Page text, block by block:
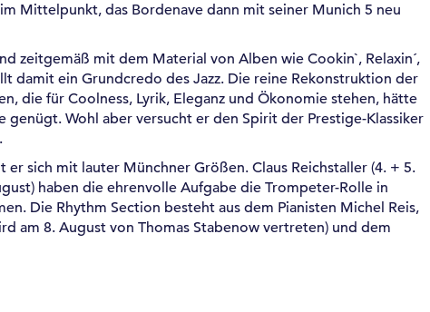
Mittelpunkt, das Bordenave dann mit seiner Munich 5 neu
zeitgemäß mit dem Material von Alben wie Cookin`, Relaxin´,
damit ein Grundcredo des Jazz. Die reine Rekonstruktion der
die für Coolness, Lyrik, Eleganz und Ökonomie stehen, hätte
genügt. Wohl aber versucht er den Spirit der Prestige-Klassiker
er sich mit lauter Münchner Größen. Claus Reichstaller (4. + 5.
haben die ehrenvolle Aufgabe die Trompeter-Rolle in
Die Rhythm Section besteht aus dem Pianisten Michel Reis,
am 8. August von Thomas Stabenow vertreten) und dem